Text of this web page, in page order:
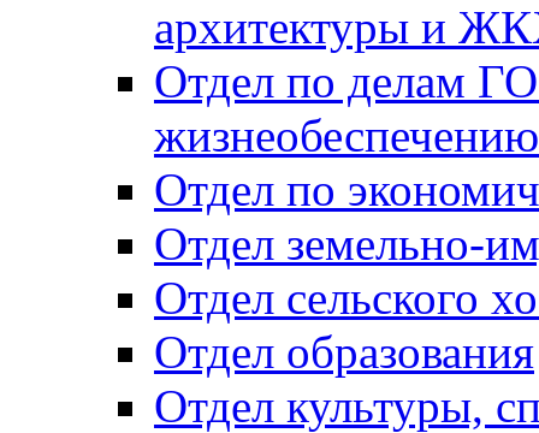
архитектуры и
Отдел по делам
Отдел по
Отдел земельно-
Отдел сельского
Отдел образования
Отдел культуры,